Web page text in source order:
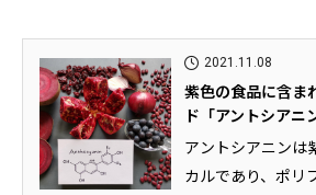
2021.11.08
紫色の食品に含ま
ド「アントシアニ
アントシアニンは
カルであり、ポリ